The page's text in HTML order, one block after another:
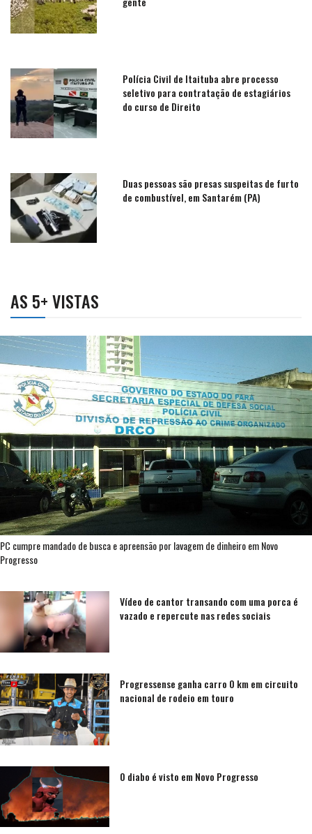
Polícia Civil de Itaituba abre processo
seletivo para contratação de estagiários
do curso de Direito
Duas pessoas são presas suspeitas de furto
de combustível, em Santarém (PA)
AS 5+ VISTAS
PC cumpre mandado de busca e apreensão por lavagem de dinheiro em Novo
Progresso
Vídeo de cantor transando com uma porca é
vazado e repercute nas redes sociais
Progressense ganha carro 0 km em circuito
nacional de rodeio em touro
O diabo é visto em Novo Progresso